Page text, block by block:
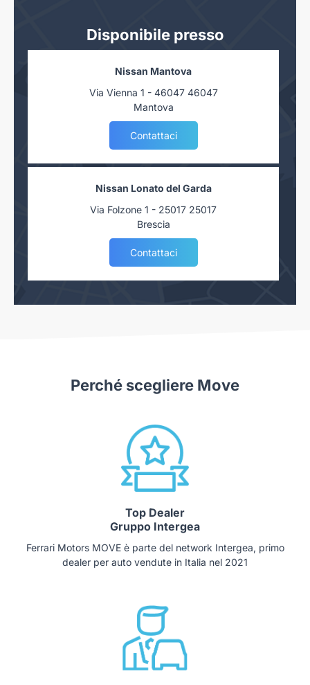
Disponibile presso
Nissan Mantova
Via Vienna 1 - 46047 46047
Mantova
Contattaci
Nissan Lonato del Garda
Via Folzone 1 - 25017 25017
Brescia
Contattaci
Perché scegliere Move
Top Dealer
Gruppo Intergea
Ferrari Motors MOVE è parte del network Intergea, primo
dealer per auto vendute in Italia nel 2021